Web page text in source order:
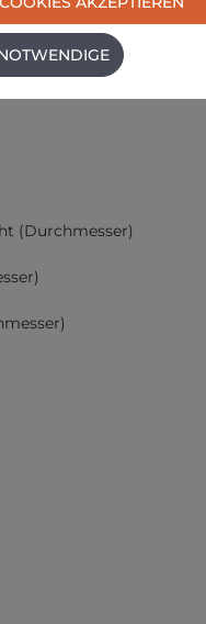
(Durchmesser)